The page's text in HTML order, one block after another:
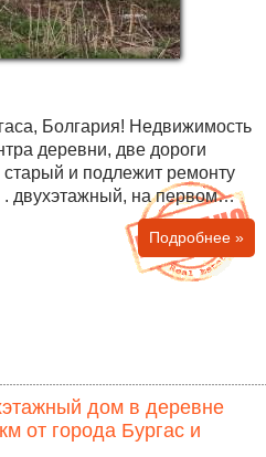
Недвижимость
деревни, две дороги
и кладовая, а на
ванная комната с туалетом.
покупки еще 250 кв.м.!
Странджа (одно из самых
Подробнее »
дом в деревне
от города Бургас и